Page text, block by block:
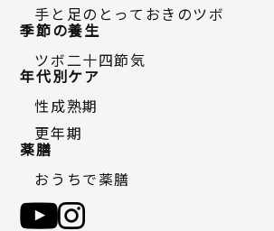
手と足のとっておきのツボ
季節の養生
ツボ二十四節気
年代別ケア
性成熟期
更年期
薬膳
おうちで薬膳